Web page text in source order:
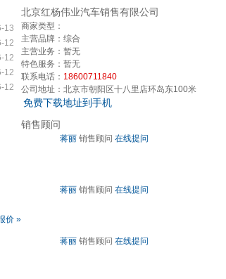
13
12
12
12
12
价 »
北京红杨伟业汽车销售有限公司
商家类型：
主营品牌： 综合
主营业务： 暂无
特色服务： 暂无
联系电话： 18600711840
公司地址： 北京市朝阳区十八里店环岛东100米
免费下载地址到手机
销售顾问
蒋丽 销售顾问 在线提问
蒋丽 销售顾问 在线提问
蒋丽 销售顾问 在线提问